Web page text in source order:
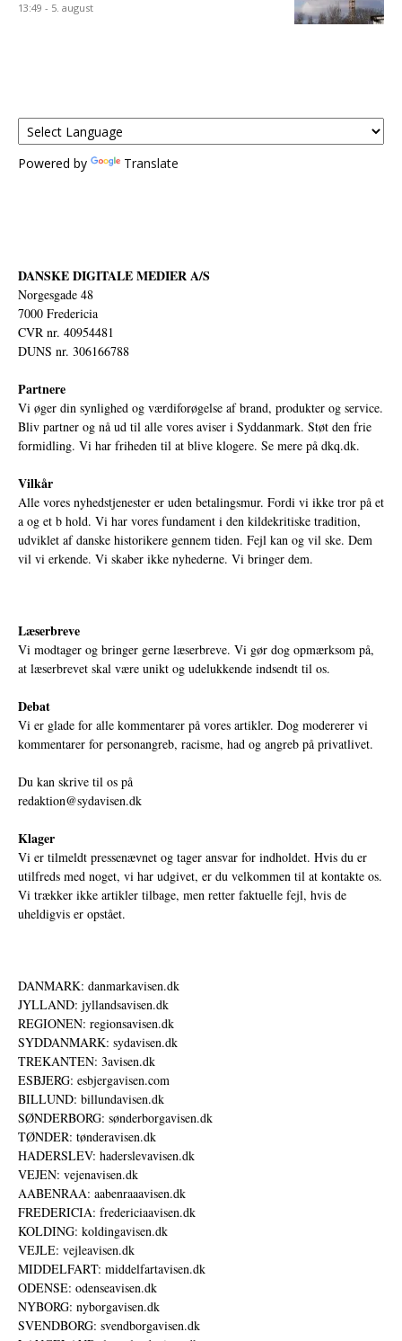
13:49 - 5. august
Powered by Translate
DANSKE DIGITALE MEDIER A/S
Norgesgade 48
7000 Fredericia
CVR nr. 40954481
DUNS nr. 306166788
Partnere
Vi øger din synlighed og værdiforøgelse af brand, produkter og service.
Bliv partner og nå ud til alle vores aviser i Syddanmark. Støt den frie
formidling. Vi har friheden til at blive klogere. Se mere på dkq.dk.
Vilkår
Alle vores nyhedstjenester er uden betalingsmur. Fordi vi ikke tror på et
a og et b hold. Vi har vores fundament i den kildekritiske tradition,
udviklet af danske historikere gennem tiden. Fejl kan og vil ske. Dem
vil vi erkende. Vi skaber ikke nyhederne. Vi bringer dem.
Læserbreve
Vi modtager og bringer gerne læserbreve. Vi gør dog opmærksom på,
at læserbrevet skal være unikt og udelukkende indsendt til os.
Debat
Vi er glade for alle kommentarer på vores artikler. Dog modererer vi
kommentarer for personangreb, racisme, had og angreb på privatlivet.
Du kan skrive til os på
redaktion@sydavisen.dk
Klager
Vi er tilmeldt pressenævnet og tager ansvar for indholdet. Hvis du er
utilfreds med noget, vi har udgivet, er du velkommen til at kontakte os.
Vi trækker ikke artikler tilbage, men retter faktuelle fejl, hvis de
uheldigvis er opstået.
DANMARK: danmarkavisen.dk
JYLLAND: jyllandsavisen.dk
REGIONEN: regionsavisen.dk
SYDDANMARK: sydavisen.dk
TREKANTEN: 3avisen.dk
ESBJERG: esbjergavisen.com
BILLUND: billundavisen.dk
SØNDERBORG: sønderborgavisen.dk
TØNDER: tønderavisen.dk
HADERSLEV: haderslevavisen.dk
VEJEN: vejenavisen.dk
AABENRAA: aabenraaavisen.dk
FREDERICIA: fredericiaavisen.dk
KOLDING: koldingavisen.dk
VEJLE: vejleavisen.dk
MIDDELFART: middelfartavisen.dk
ODENSE: odenseavisen.dk
NYBORG: nyborgavisen.dk
SVENDBORG: svendborgavisen.dk